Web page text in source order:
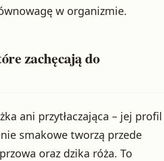
w organizmie.
zachęcają do
ani przytłaczająca – jej profil
smakowe tworzą przede
oraz dzika róża. To